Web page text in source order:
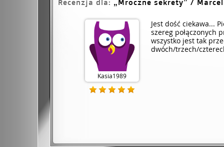
Recenzja dla: Mroczne sekrety /
Kasia1989
Jest dość ciekawa...
szereg połączonych
wszystko jest tak
dwóch/trzech/